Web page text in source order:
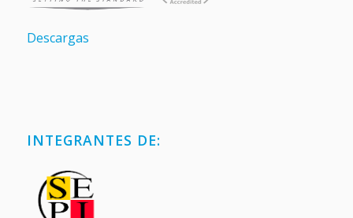
Descargas
INTEGRANTES DE: